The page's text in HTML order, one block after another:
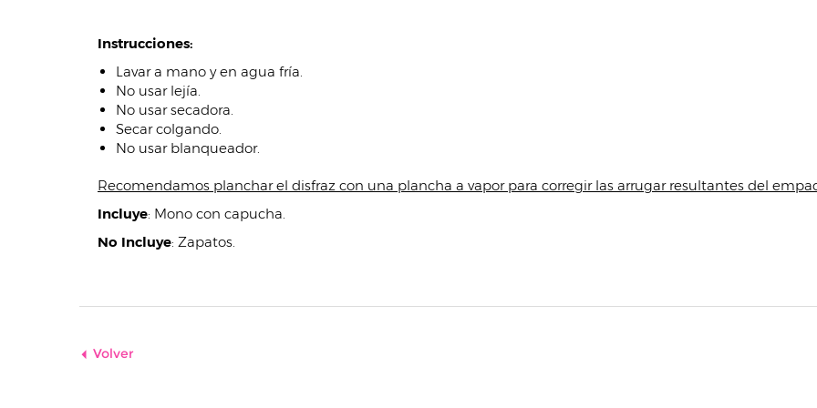
Instrucciones:
Lavar a mano y en agua fría.
No usar lejía.
No usar secadora.
Secar colgando.
No usar blanqueador.
Recomendamos planchar el disfraz con una plancha a vapor para corregir las arrugar resultantes del
Incluye: Mono con capucha.
No Incluye: Zapatos.
Volver